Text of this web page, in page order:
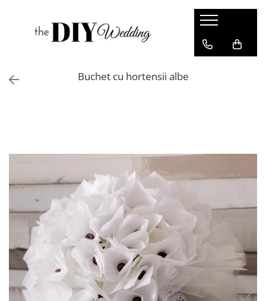
Produse
Lumanari
Pentru barbati
Buchet cu hortensii albe